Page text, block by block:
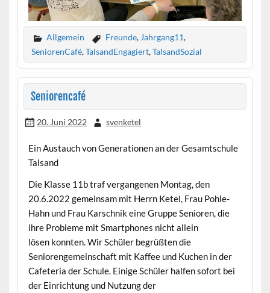
Allgemein Freunde, Jahrgang11,
SeniorenCafé,TalsandEngagiert,TalsandSozial
Seniorencafé
20. Juni 2022 svenketel
Ein Austauch von Generationen an der Gesamtschule
Talsand
Die Klasse 11b traf vergangenen Montag, den
20.6.2022 gemeinsam mit Herrn Ketel, Frau Pohle-
Hahn und Frau Karschnik eine Gruppe Senioren, die
ihre Probleme mit Smartphones nicht allein
lösen konnten. Wir Schüler begrüßten die
Seniorengemeinschaft mit Kaffee und Kuchen in der
Cafeteria der Schule. Einige Schüler halfen sofort bei
der Einrichtung und Nutzung der